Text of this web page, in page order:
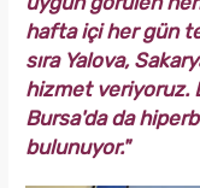
hafta içi her gün
sıra Yalova,
hizmet veriyoruz.
Bursa'da da
bulunuyor."